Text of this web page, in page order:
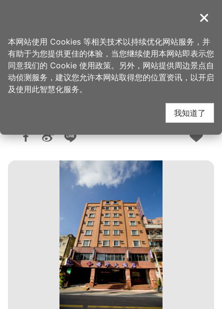
導覽
首页 > 想去的地方 > 住宿 > 旅馆与民宿
樱珍大饭店(2星)
人气：1.7万
关闭
本网站使用 Cookies 等相关技术以持续优化网站服务，并
有助于为您提供更佳的体验，当您继续使用本网站即表示您
同意我们的 Cookie 使用政策。另外，网站提供周边景点自
动侦测服务，建议您允许本网站取得您的位置资讯，以开启
及使用此智慧化服务。
我知道了